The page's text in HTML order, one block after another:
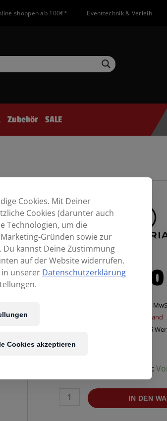
shoppen ab 100€* Eventtechnik & Verleih
Zubehör SALE
Enthält 19%
Versand
Lieferzeit: ca. 2-5
Verfügbarkeit:
ARTURIA
IN DEN
Cookies. Mit Deiner
Cookies (darunter auch
Technologien, um die
Gründen sowie zur
Du kannst Deine Zustimmung
auf der Website widerrufen.
unserer Datenschutzerklärung
Cookies akzeptieren